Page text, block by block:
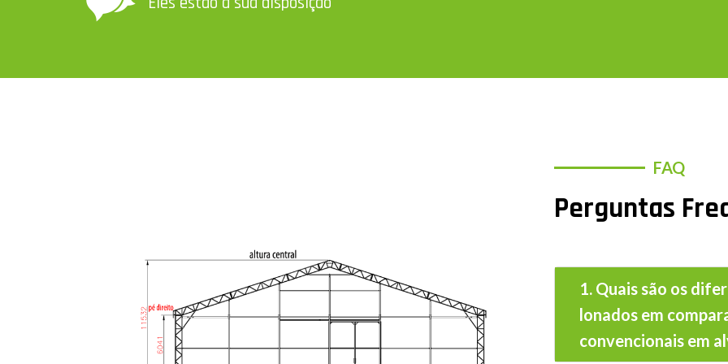
FAQ
Perguntas
1. Quais são os
lonados em
convencionais em